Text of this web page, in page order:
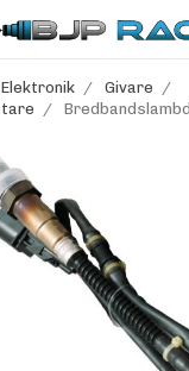
Elektronik / Givare /
/